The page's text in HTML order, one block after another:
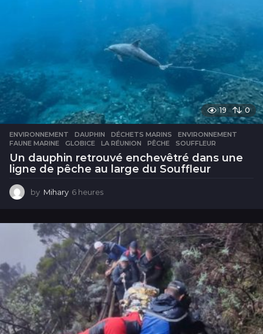
19 0
ENVIRONNEMENT DAUPHIN ,DÉCHETS MARINS ,ENVIRONNEMENT
FAUNE MARINE
,GLOBICE ,LA RÉUNION ,PÊCHE ,SOUFFLEUR
Un dauphin retrouvé enchevêtré dans une
ligne de pêche au large du Souffleur
by Mihary 6 heures
u
r
e
s